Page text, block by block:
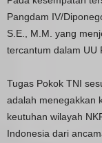
Pangdam IV/
S.E., M.M. yang
tercantum dalam UU
Tugas Pokok TNI
adalah menegakkan
keutuhan wilayah
Indonesia dari